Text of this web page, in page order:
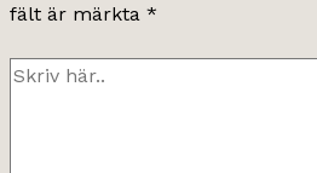
fält är märkta *
Skriv